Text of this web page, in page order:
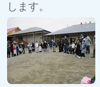
します。